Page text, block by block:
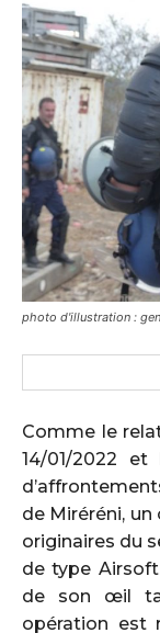
photo d'illustration :
Comme le
14/01/2022
de Miréréni, un
originaires du
de type
de son œil
opération est